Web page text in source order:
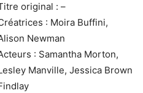
original : –
: Moira Buffini,
Newman
: Samantha Morton,
Manville, Jessica Brown